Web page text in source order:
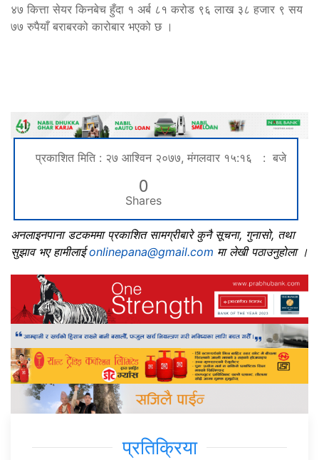
४७ कित्ता सेयर किनबेच हुँदा १ अर्ब ८१ करोड ९६ लाख ३८ हजार ९ सय
७७ रुपैयाँ बराबरको कारोबार भएको छ ।
प्रकाशित मिति : २७ आश्विन २०७७, मंगलवार १५:१६ : बजे
0
Shares
अनलाइनपाना डटकममा प्रकाशित सामग्रीबारे कुनै सूचना, गुनासो, तथा
सुझाव भए हामीलाईonlinepana@gmail.com मा लेखी पठाउनुहोला ।
प्रतिक्रिया